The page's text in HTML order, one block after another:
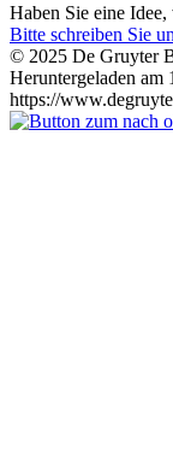
Haben Sie eine
Bitte schreiben Sie
© 2025 De Gruyter
Heruntergeladen am
https://